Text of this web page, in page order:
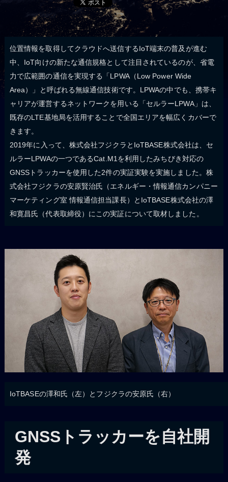
位置情報を取得してクラウドへ送信するIoT端末の普及が進む
中、IoT向けの新たな通信規格として注目されているのが、省電
力で広範囲の通信を実現する「LPWA（Low Power Wide
Area）」と呼ばれる無線通信技術です。LPWAの中でも、携帯キ
ャリアが運営するネットワークを用いる「セルラーLPWA」は、
既存のLTE基地局を活用することで全国エリアを幅広くカバーで
きます。
2019年に入って、株式会社フジクラとIoTBASE株式会社は、セ
ルラーLPWAの一つであるCat.M1を利用したみちびき対応の
GNSSトラッカーを使用した2件の実証実験を実施しました。株
式会社フジクラの安原賢治氏（エネルギー・情報通信カンパニー
マーケティング室 情報通信担当課長）とIoTBASE株式会社の澤
和寛昌氏（代表取締役）にこの実証について取材しました。
IoTBASEの澤和氏（左）とフジクラの安原氏（右）
GNSSトラッカーを自社開
発